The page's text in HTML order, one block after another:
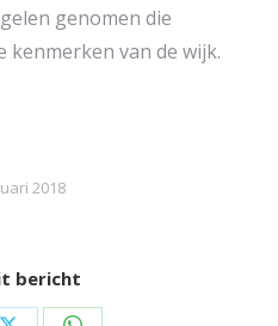
genomen die
kenmerken van de wijk.
2018
bericht